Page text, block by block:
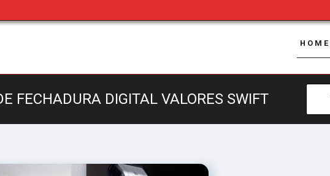
HOME
FECHADURA DIGITAL VALORES SWIFT